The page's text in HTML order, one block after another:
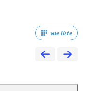
vue liste